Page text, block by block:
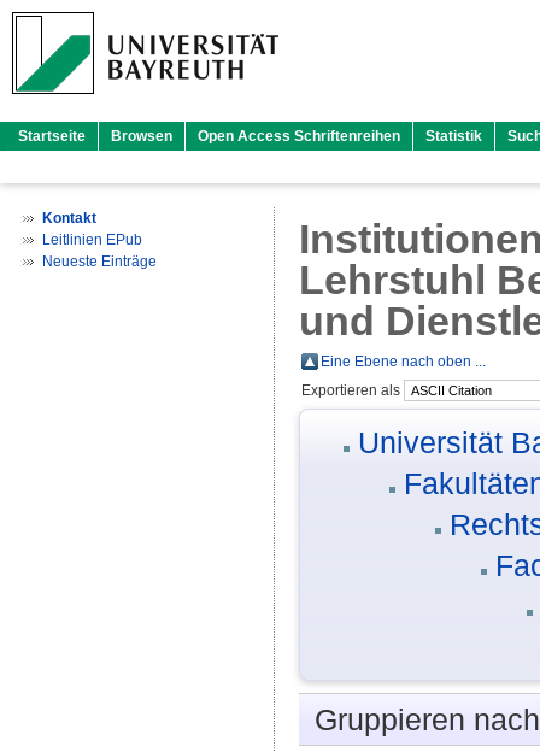
Startseite Browsen Open Access Schriftenreihen Statistik
Kontakt
Leitlinien EPub
Neueste Einträge
Lehrstuhl
und
Eine Ebene nach oben ...
Exportieren als
Universität
Gruppieren